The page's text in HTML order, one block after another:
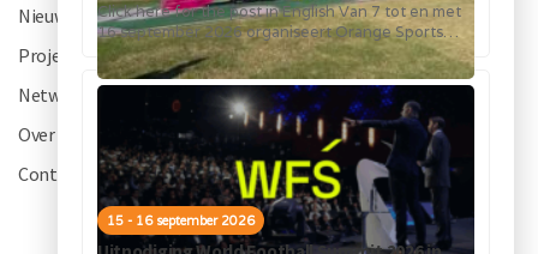
Click here for the post in English Van 7 tot en met
16 september 2026 organiseert Orange Sports
Forum in...
15 - 16 september 2026
Nieuws
Projecten
Netwerk
Over OSF
Contact